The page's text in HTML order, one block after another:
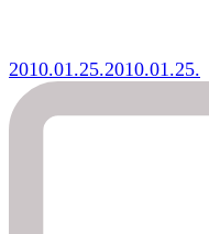
2010.01.25.2010.01.25.